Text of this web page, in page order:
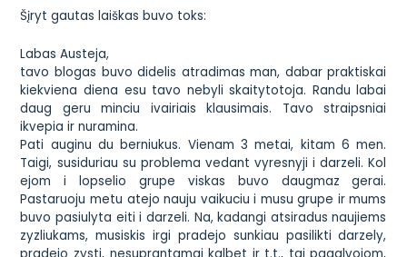
Šįryt gautas laiškas buvo toks:
Labas Austeja,
tavo blogas buvo didelis atradimas man, dabar praktiskai
kiekviena diena esu tavo nebyli skaitytotoja. Randu labai
daug geru minciu ivairiais klausimais. Tavo straipsniai
ikvepia ir nuramina.
Pati auginu du berniukus. Vienam 3 metai, kitam 6 men.
Taigi, susiduriau su problema vedant vyresnyji i darzeli. Kol
ejom i lopselio grupe viskas buvo daugmaz gerai.
Pastaruoju metu atejo nauju vaikuciu i musu grupe ir mums
buvo pasiulyta eiti i darzeli. Na, kadangi atsiradus naujiems
zyzliukams, musiskis irgi pradejo sunkiau pasilikti darzely,